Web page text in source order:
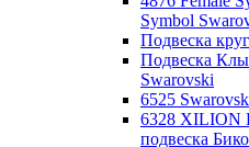
Symbol
Подвеска
Подвеска
Swarovski
6525
6328 XILION
подвеска